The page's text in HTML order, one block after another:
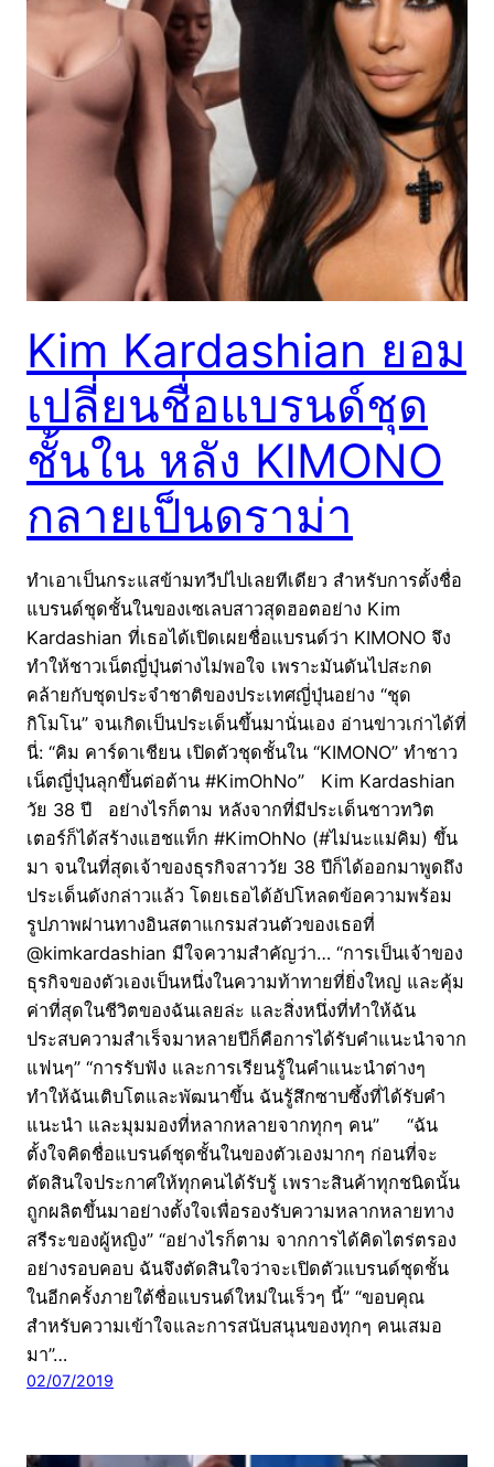
Kim Kardashian ยอม
เปลี่ยนชื่อแบรนด์ชุด
ชั้นใน หลัง KIMONO
กลายเป็นดราม่า
ทำเอาเป็นกระแสข้ามทวีปไปเลยทีเดียว สำหรับการตั้งชื่อ
แบรนด์ชุดชั้นในของเซเลบสาวสุดฮอตอย่าง Kim
Kardashian ที่เธอได้เปิดเผยชื่อแบรนด์ว่า KIMONO จึง
ทำให้ชาวเน็ตญี่ปุ่นต่างไม่พอใจ เพราะมันดันไปสะกด
คล้ายกับชุดประจำชาติของประเทศญี่ปุ่นอย่าง “ชุด
กิโมโน” จนเกิดเป็นประเด็นขึ้นมานั่นเอง อ่านข่าวเก่าได้ที่
นี่: “คิม คาร์ดาเชียน เปิดตัวชุดชั้นใน “KIMONO” ทำชาว
เน็ตญี่ปุ่นลุกขึ้นต่อต้าน #KimOhNo” Kim Kardashian
วัย 38 ปี อย่างไรก็ตาม หลังจากที่มีประเด็นชาวทวิต
เตอร์ก็ได้สร้างแฮชแท็ก #KimOhNo (#ไม่นะแม่คิม) ขึ้น
มา จนในที่สุดเจ้าของธุรกิจสาววัย 38 ปีก็ได้ออกมาพูดถึง
ประเด็นดังกล่าวแล้ว โดยเธอได้อัปโหลดข้อความพร้อม
รูปภาพผ่านทางอินสตาแกรมส่วนตัวของเธอที่
@kimkardashian มีใจความสำคัญว่า… “การเป็นเจ้าของ
ธุรกิจของตัวเองเป็นหนึ่งในความท้าทายที่ยิ่งใหญ่ และคุ้ม
ค่าที่สุดในชีวิตของฉันเลยล่ะ และสิ่งหนึ่งที่ทำให้ฉัน
ประสบความสำเร็จมาหลายปีก็คือการได้รับคำแนะนำจาก
แฟนๆ” “การรับฟัง และการเรียนรู้ในคำแนะนำต่างๆ
ทำให้ฉันเติบโตและพัฒนาขึ้น ฉันรู้สึกซาบซึ้งที่ได้รับคำ
แนะนำ และมุมมองที่หลากหลายจากทุกๆ คน” “ฉัน
ตั้งใจคิดชื่อแบรนด์ชุดชั้นในของตัวเองมากๆ ก่อนที่จะ
ตัดสินใจประกาศให้ทุกคนได้รับรู้ เพราะสินค้าทุกชนิดนั้น
ถูกผลิตขึ้นมาอย่างตั้งใจเพื่อรองรับความหลากหลายทาง
สรีระของผู้หญิง” “อย่างไรก็ตาม จากการได้คิดไตร่ตรอง
อย่างรอบคอบ ฉันจึงตัดสินใจว่าจะเปิดตัวแบรนด์ชุดชั้น
ในอีกครั้งภายใต้ชื่อแบรนด์ใหม่ในเร็วๆ นี้” “ขอบคุณ
สำหรับความเข้าใจและการสนับสนุนของทุกๆ คนเสมอ
มา”…
02/07/2019